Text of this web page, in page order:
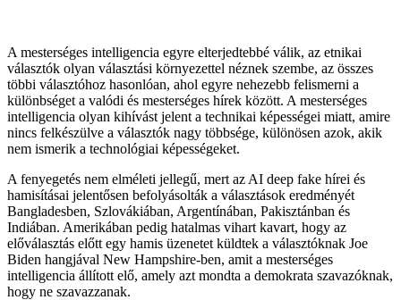
A mesterséges intelligencia egyre elterjedtebbé válik, az etnikai
választók olyan választási környezettel néznek szembe, az összes
többi választóhoz hasonlóan, ahol egyre nehezebb felismerni a
különbséget a valódi és mesterséges hírek között. A mesterséges
intelligencia olyan kihívást jelent a technikai képességei miatt, amire
nincs felkészülve a választók nagy többsége, különösen azok, akik
nem ismerik a technológiai képességeket.
A fenyegetés nem elméleti jellegű, mert az AI deep fake hírei és
hamisításai jelentősen befolyásolták a választások eredményét
Bangladesben, Szlovákiában, Argentínában, Pakisztánban és
Indiában. Amerikában pedig hatalmas vihart kavart, hogy az
előválasztás előtt egy hamis üzenetet küldtek a választóknak Joe
Biden hangjával New Hampshire-ben, amit a mesterséges
intelligencia állított elő, amely azt mondta a demokrata szavazóknak,
hogy ne szavazzanak.